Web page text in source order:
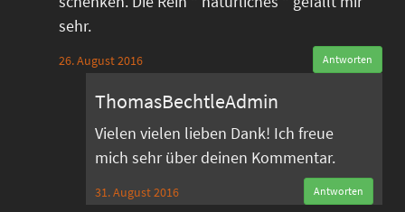
sehr.
26. August 2016 Antworten
ThomasBechtleAdmin
Vielen vielen lieben Dank! Ich freue
mich sehr über deinen Kommentar.
31. August 2016 Antworten